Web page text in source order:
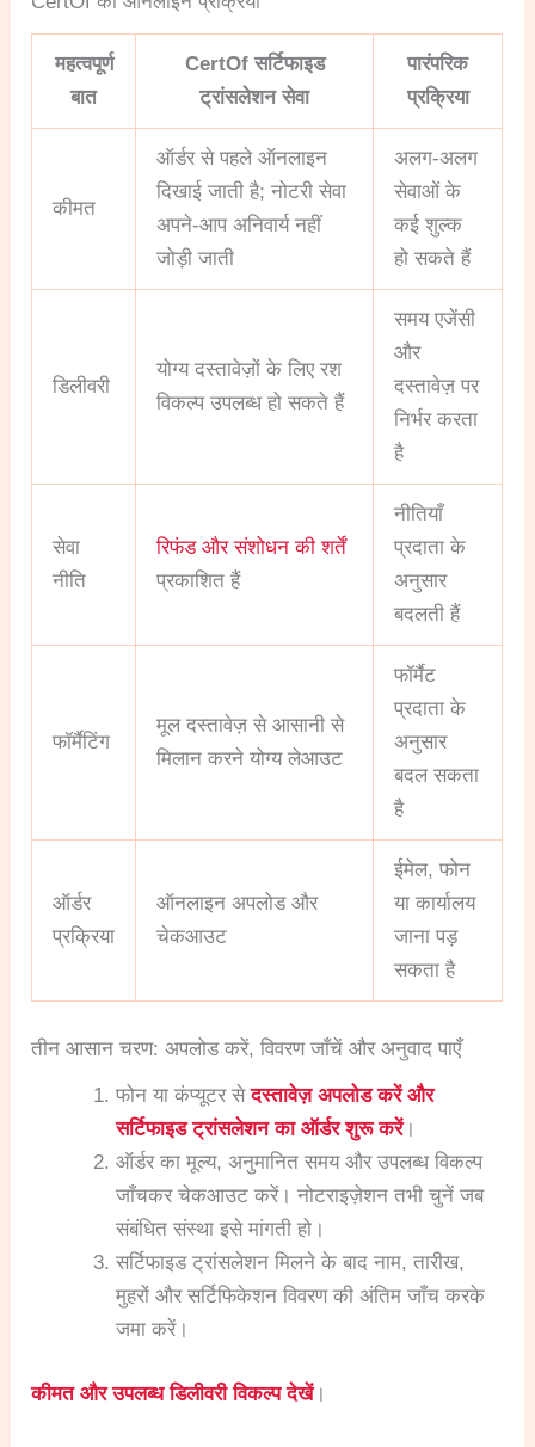
महत्वपूर्ण
बात
CertOf सर्टिफाइड
ट्रांसलेशन सेवा
पारंपरिक
प्रक्रिया
कीमत
ऑर्डर से पहले ऑनलाइन
दिखाई जाती है; नोटरी सेवा
अपने-आप अनिवार्य नहीं
जोड़ी जाती
अलग-अलग
सेवाओं के
कई शुल्क
हो सकते हैं
डिलीवरी
योग्य दस्तावेज़ों के लिए रश
विकल्प उपलब्ध हो सकते हैं
समय एजेंसी
और
दस्तावेज़ पर
निर्भर करता
है
सेवा
नीति
रिफंड और संशोधन की शर्तें
प्रकाशित हैं
नीतियाँ
प्रदाता के
अनुसार
बदलती हैं
फॉर्मैटिंग
मूल दस्तावेज़ से आसानी से
मिलान करने योग्य लेआउट
फॉर्मैट
प्रदाता के
अनुसार
बदल सकता
है
ऑर्डर
प्रक्रिया
ऑनलाइन अपलोड और
चेकआउट
ईमेल, फोन
या कार्यालय
जाना पड़
सकता है
तीन आसान चरण: अपलोड करें, विवरण जाँचें और अनुवाद पाएँ
फोन या कंप्यूटर सेदस्तावेज़ अपलोड करें और
सर्टिफाइड ट्रांसलेशन का ऑर्डर शुरू करें।
ऑर्डर का मूल्य, अनुमानित समय और उपलब्ध विकल्प
जाँचकर चेकआउट करें। नोटराइज़ेशन तभी चुनें जब
संबंधित संस्था इसे मांगती हो।
सर्टिफाइड ट्रांसलेशन मिलने के बाद नाम, तारीख,
मुहरों और सर्टिफिकेशन विवरण की अंतिम जाँच करके
जमा करें।
कीमत और उपलब्ध डिलीवरी विकल्प देखें।